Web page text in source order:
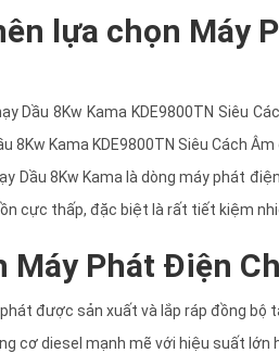
lựa chọn Máy
Dầu 8Kw Kama KDE9800TN Siêu
8Kw Kama KDE9800TN Siêu Cách
Dầu 8Kw Kama là dòng máy phát
cực thấp, đặc biệt là rất tiết kiệm
Máy Phát Điện
được sản xuất và lắp ráp đồng bộ
cơ diesel mạnh mẽ với hiệu suất lớn